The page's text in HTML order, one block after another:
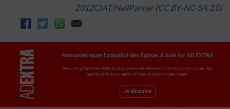
2012CIAT/NeilPalmer(CC BY-NC-SA 2.0)